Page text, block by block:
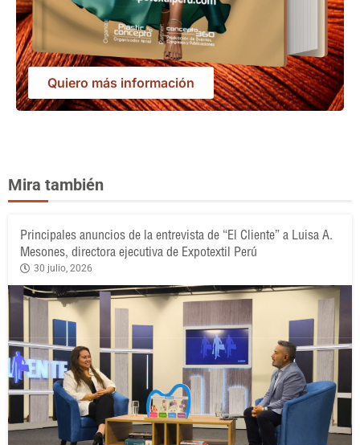
Quiero más información
Mira también
Principales anuncios de la entrevista de “El Cliente” a Luisa A.
Mesones, directora ejecutiva de Expotextil Perú
30 julio, 2026